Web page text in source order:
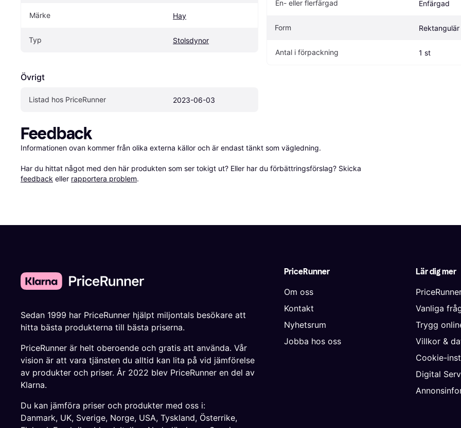
Märke Hay
Typ Stolsdynor
Övrigt
Listad hos PriceRunner 2023-06-03
En- eller flerfärgad Enfärgad
Form Rektangulär
Antal i förpackning 1 st
Feedback
Informationen ovan kommer från olika externa källor och är endast tänkt som vägledning.
Har du hittat något med den här produkten som ser tokigt ut? Eller har du förbättringsförslag? Skicka
feedback eller rapportera problem.
PriceRunner
Om oss
Kontakt
Nyhetsrum
Jobba hos oss
Lär dig mer
Vanliga
Trygg
Villkor &
Cookie-
Digital
Sedan 1999 har PriceRunner hjälpt miljontals besökare att
hitta bästa produkterna till bästa priserna.
PriceRunner är helt oberoende och gratis att använda. Vår
vision är att vara tjänsten du alltid kan lita på vid jämförelse
av produkter och priser. År 2022 blev PriceRunner en del av
Klarna.
Du kan jämföra priser och produkter med oss i:
Danmark, UK, Sverige, Norge, USA, Tyskland, Österrike,